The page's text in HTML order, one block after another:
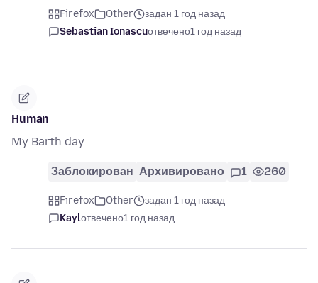
Firefox Other
задан 1 год назад
Sebastian Ionascuотвечено1 год назад
Human
My Barth day
Заблокирован Архивировано 1 260
Firefox Other
задан 1 год назад
Kaylотвечено1 год назад